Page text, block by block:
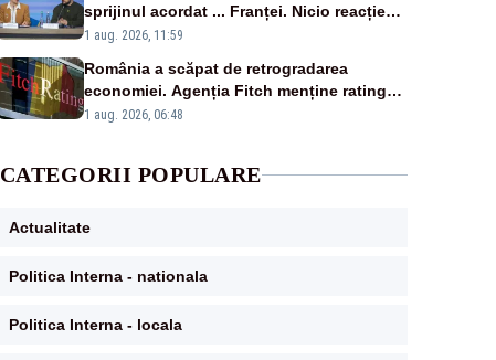
sprijinul acordat ... Franței. Nicio reacție
privind ajutorul energetic promis României
1 aug. 2026, 11:59
România a scăpat de retrogradarea
economiei. Agenția Fitch menține ratingul
„BBB-” cu perspectivă negativă
1 aug. 2026, 06:48
CATEGORII POPULARE
Actualitate
Politica Interna - nationala
Politica Interna - locala